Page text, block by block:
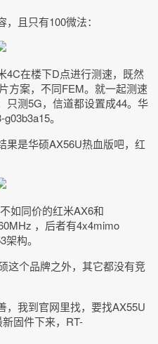
且只有100微法：
4C在楼下D点进行测速，既然
方案，不同FEM。就一起测速
只测5G，信道都设置成44。华
。
果是华硕AX56U热血版吧，红
如同价的红米AX6和
，后者有4x4mimo
构。
这个品牌之外，其它都没有竞
，我到官网里找，要找AX55U
固件下来，RT-